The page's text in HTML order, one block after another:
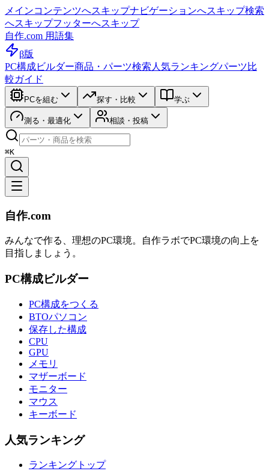
メインコンテンツへスキップナビゲーションへスキップ検索
へスキップフッターへスキップ
自作.com 用語集
β版
PC構成ビルダー商品・パーツ検索 人気ランキングパーツ比
較ガイド
PCを組む 探す・比較 学ぶ
測る・最適化 相談・投稿
⌘K
自作.com
みんなで作る、理想のPC環境。 自作ラボでPC環境の向上を
目指しましょう。
PC構成ビルダー
PC構成をつくる
BTOパソコン
保存した構成
CPU
GPU
メモリ
マザーボード
モニター
マウス
キーボード
人気ランキング
ランキングトップ